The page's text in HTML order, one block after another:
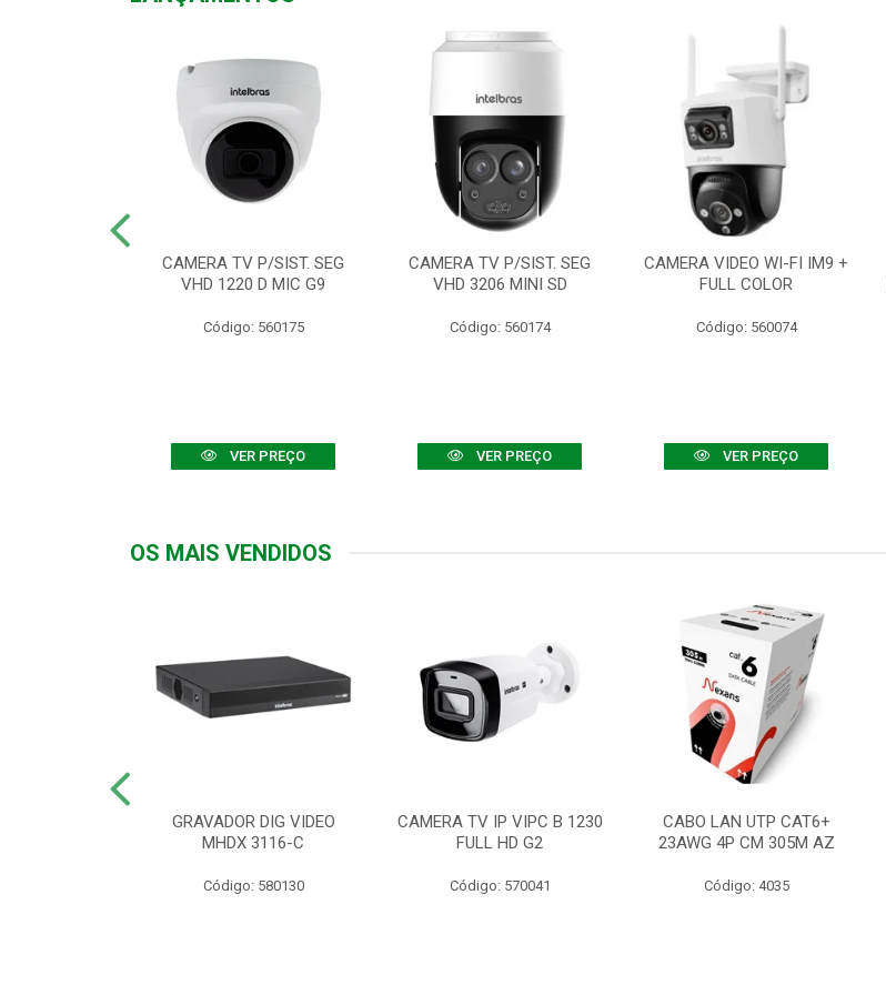
CAMERA TV P/SIST. SEG
VHD 1220 D MIC G9
Código: 560175
VER PREÇO
CAMERA TV P/SIST. SEG
VHD 3206 MINI SD
Código: 560174
VER PREÇO
CAMERA VIDEO WI-FI IM9 +
FULL COLOR
Código: 560074
VER PREÇO
OS MAIS VENDIDOS
GRAVADOR DIG VIDEO
MHDX 3116-C
Código: 580130
CAMERA TV IP VIPC B 1230
FULL HD G2
Código: 570041
CABO LAN UTP CAT6+
23AWG 4P CM 305M AZ
Código: 4035